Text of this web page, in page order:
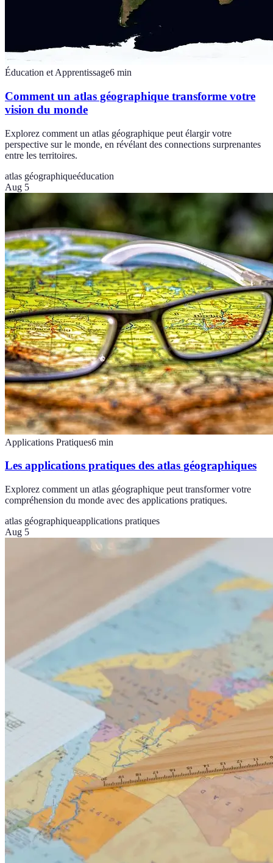
Éducation et Apprentissage6 min
Comment un atlas géographique transforme votre
vision du monde
Explorez comment un atlas géographique peut élargir votre
perspective sur le monde, en révélant des connections surprenantes
entre les territoires.
atlas géographiqueéducation
Aug 5
Applications Pratiques6 min
Les applications pratiques des atlas géographiques
Explorez comment un atlas géographique peut transformer votre
compréhension du monde avec des applications pratiques.
atlas géographiqueapplications pratiques
Aug 5